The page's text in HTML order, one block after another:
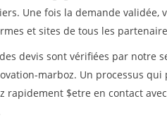
Une fois la demande validée,
et sites de tous les
devis sont vérifiées par notre
marboz. Un processus
rapidement $etre en contact